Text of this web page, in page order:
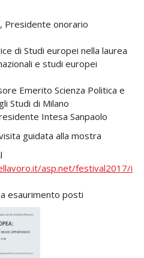
, Presidente onorario
di Studi europei nella laurea
e studi europei
Emerito Scienza Politica e
Studi di Milano
Intesa Sanpaolo
guidata alla mostra
asp.net/festival2017/i
esaurimento posti